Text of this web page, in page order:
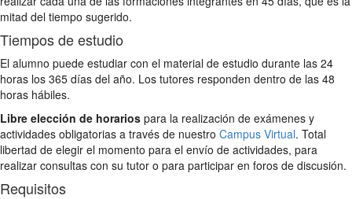
mitad del tiempo sugerido.
Tiempos de estudio
El alumno puede estudiar con el material de estudio durante las 24
horas los 365 días del año. Los tutores responden dentro de las 48
horas hábiles.
Libre elección de horarios para la realización de exámenes y
actividades obligatorias a través de nuestro Campus Virtual. Total
libertad de elegir el momento para el envío de actividades, para
realizar consultas con su tutor o para participar en foros de discusión.
Requisitos